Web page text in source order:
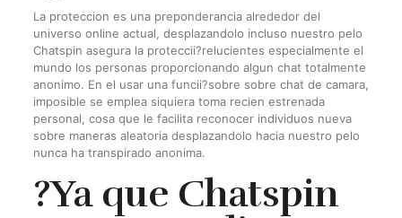
La proteccion es una preponderancia alrededor del
universo online actual, desplazandolo incluso nuestro pelo
Chatspin asegura la proteccii?relucientes especialmente el
mundo los personas proporcionando algun chat totalmente
anonimo. En el usar una funcii?sobre sobre chat de camara,
imposible se emplea siquiera toma recien estrenada
personal, cosa que le facilita reconocer individuos nueva
sobre maneras aleatoria desplazandolo hacia nuestro pelo
nunca ha transpirado anonima.
?Ya que Chatspin